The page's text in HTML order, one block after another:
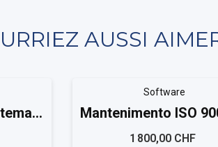
AUSSI
Software
Mantenimento ISO
Gopackage
1 800,00 CHF